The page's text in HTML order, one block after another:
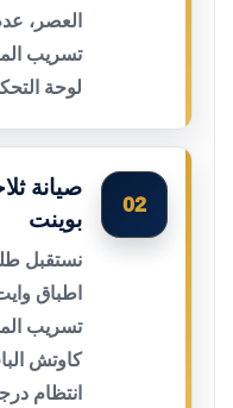
العصر،
تسريب
لوحة
02
صيانة
بوينت
نستقبل
اطباق
تسريب
كاوتش
انتظام